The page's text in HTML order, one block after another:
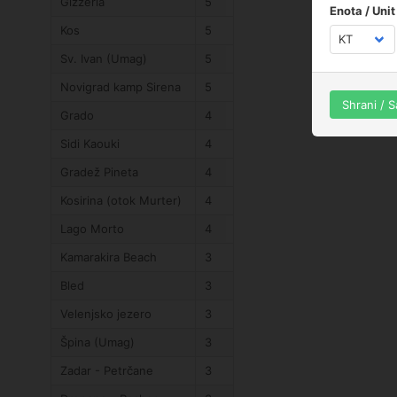
Enota / Unit
Shrani /
Kos
5
Sv. Ivan (Umag)
5
Novigrad kamp Sirena
5
Grado
4
Sidi Kaouki
4
Gradež Pineta
4
Kosirina (otok Murter)
4
Lago Morto
4
Kamarakira Beach
3
Bled
3
Velenjsko jezero
3
Špina (Umag)
3
Zadar - Petrčane
3